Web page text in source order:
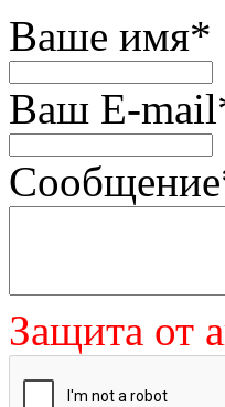
Ваше имя*
Ваш E-mail
Сообщение
Защита от